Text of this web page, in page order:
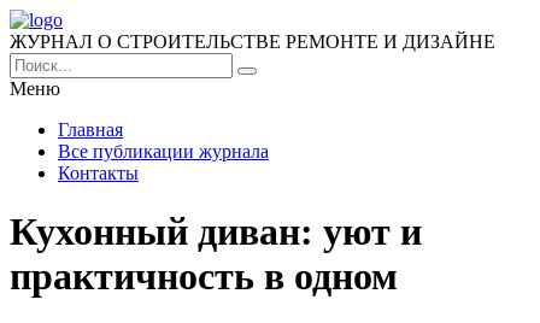
ЖУРНАЛ О СТРОИТЕЛЬСТВЕ РЕМОНТЕ И ДИЗАЙНЕ
Меню
Главная
Все публикации журнала
Контакты
Кухонный диван: уют и
практичность в одном